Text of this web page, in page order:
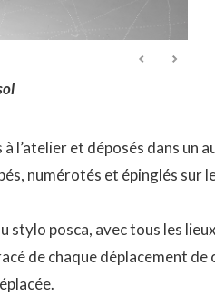
l’atelier et déposés dans un
numérotés et épinglés sur
stylo posca, avec tous les
de chaque déplacement de